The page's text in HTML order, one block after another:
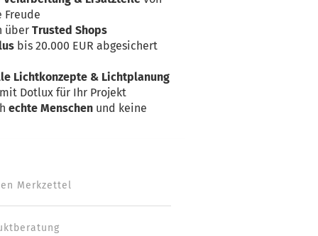
Freude
über Trusted Shops
bis 20.000 EUR abgesichert
Lichtkonzepte & Lichtplanung
Dotlux für Ihr Projekt
echte Menschen und keine
Merkzettel